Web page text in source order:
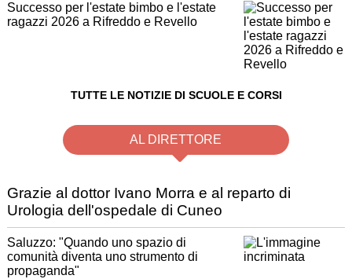
Successo per l'estate bimbo e l'estate
ragazzi 2026 a Rifreddo e Revello
TUTTE LE NOTIZIE DI SCUOLE E CORSI
AL DIRETTORE
Grazie al dottor Ivano Morra e al reparto di
Urologia dell'ospedale di Cuneo
Saluzzo: "Quando uno spazio di
comunità diventa uno strumento di
propaganda"